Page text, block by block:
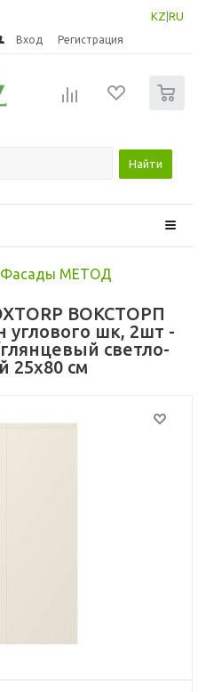
KZ RU
Вход Регистрация
Найти
Фасады МЕТОД
ВОКСТОРП
шк, 2шт -
светло-
25x80 см